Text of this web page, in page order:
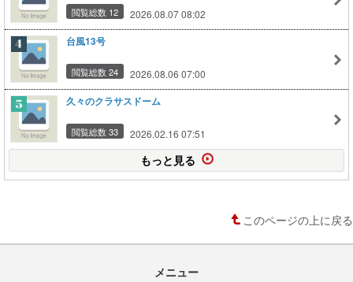
閲覧総数 12 2026.08.07 08:02
台風13号
閲覧総数 24 2026.08.06 07:00
久々のクラサスドーム
閲覧総数 33 2026.02.16 07:51
もっと見る
このページの上に戻る
メニュー